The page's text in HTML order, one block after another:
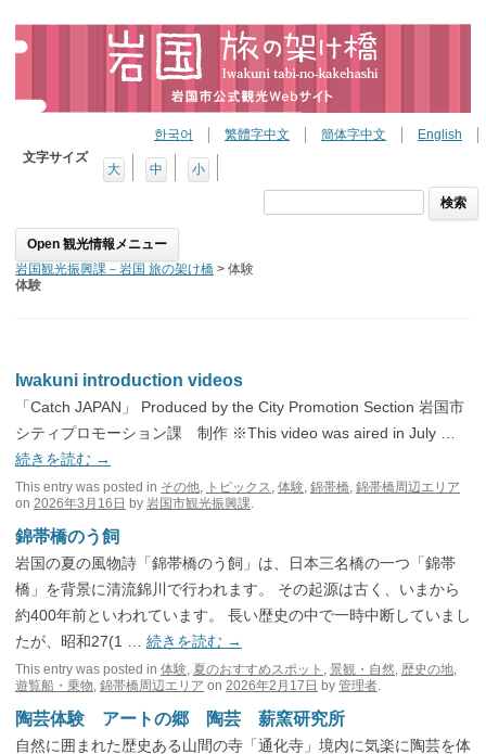
English
簡体字中文
繁體字中文
한국어
文字サイズ
小
中
大
検
Skip to content
岩国観光振興課－岩国 旅の架け橋 > 体験
体験
Iwakuni introduction videos
「Catch JAPAN」 Produced by the City Promotion Section 岩国市
シティプロモーション課 制作 ※This video was aired in July …
続きを読む →
This entry was posted in その他, トピックス, 体験, 錦帯橋, 錦帯橋周辺エリア
on 2026年3月16日 by 岩国市観光振興課.
錦帯橋のう飼
岩国の夏の風物詩「錦帯橋のう飼」は、日本三名橋の一つ「錦帯
橋」を背景に清流錦川で行われます。 その起源は古く、いまから
約400年前といわれています。 長い歴史の中で一時中断していまし
たが、昭和27(1 … 続きを読む →
This entry was posted in 体験, 夏のおすすめスポット , 景観・自然, 歴史の地,
遊覧船・乗物, 錦帯橋周辺エリア on 2026年2月17日 by 管理者.
陶芸体験 アートの郷 陶芸 薪窯研究所
自然に囲まれた歴史ある山間の寺「通化寺」境内に気楽に陶芸を体